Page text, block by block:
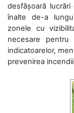
desfășoară
înalte de-a
zonele cu
necesare pentru
indicatoarelor,
prevenirea